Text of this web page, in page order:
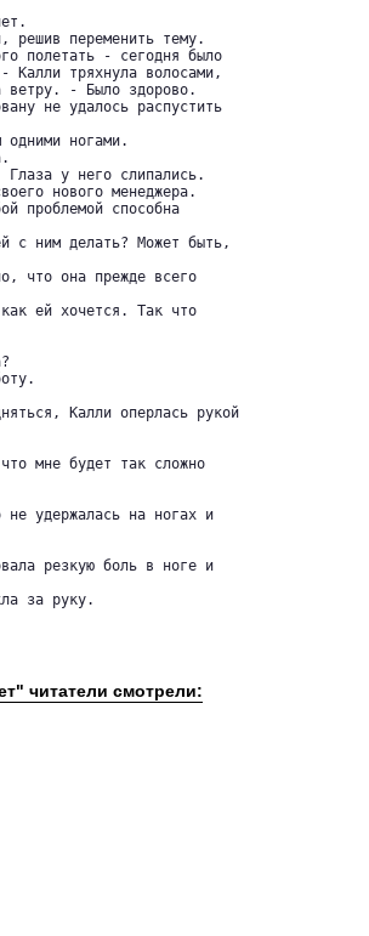
решив переменить тему.
полетать - сегодня было
тряхнула волосами,
ветру. - Было здорово.
не удалось распустить
одними ногами.
Глаза у него слипались.
нового менеджера.
проблемой способна
с ним делать? Может быть,
что она прежде всего
ей хочется. Так что
Калли оперлась рукой
мне будет так сложно
не удержалась на ногах и
резкую боль в ноге и
за руку.
читатели смотрели: